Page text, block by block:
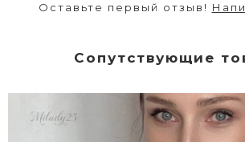
Оставьте первый отзыв!
Сопутствующие